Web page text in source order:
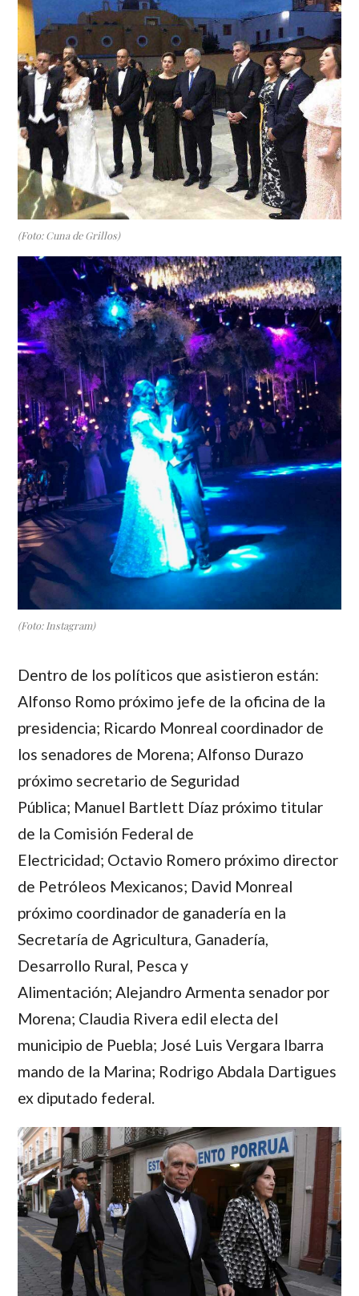
(Foto: Cuna de Grillos)
(Foto: Instagram)
Dentro de los políticos que asistieron están:
Alfonso Romo próximo jefe de la oficina de la
presidencia; Ricardo Monreal coordinador de
los senadores de Morena; Alfonso Durazo
próximo secretario de Seguridad
Pública; Manuel Bartlett Díaz próximo titular
de la Comisión Federal de
Electricidad; Octavio Romero próximo director
de Petróleos Mexicanos; David Monreal
próximo coordinador de ganadería en la
Secretaría de Agricultura, Ganadería,
Desarrollo Rural, Pesca y
Alimentación; Alejandro Armenta senador por
Morena; Claudia Rivera edil electa del
municipio de Puebla; José Luis Vergara Ibarra
mando de la Marina; Rodrigo Abdala Dartigues
ex diputado federal.